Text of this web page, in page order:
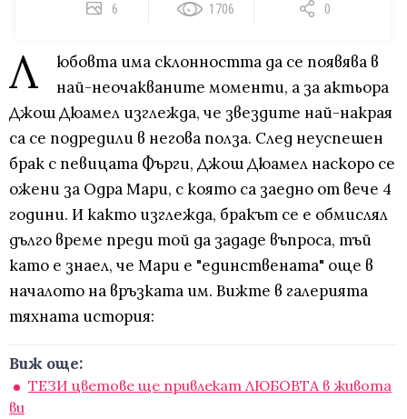
6 1706 0
Л
юбовта има склонността да се появява в
най-неочакваните моменти, а за актьора
Джош Дюамел изглежда, че звездите най-накрая
са се подредили в негова полза. След неуспешен
брак с певицата Фърги, Джош Дюамел наскоро се
ожени за Одра Мари, с която са заедно от вече 4
години. И както изглежда, бракът се е обмислял
дълго време преди той да зададе въпроса, тъй
като е знаел, че Мари е "единствената" още в
началото на връзката им. Вижте в галерията
тяхната история:
Виж още:
ТЕЗИ цветове ще привлекат ЛЮБОВТА в живота
ви